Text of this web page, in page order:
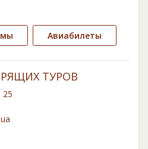
Авиабилеты
ТУРОВ
25